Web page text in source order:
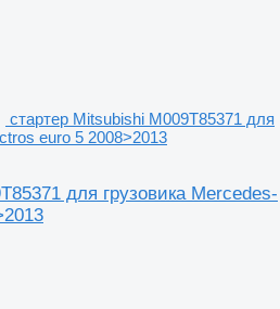
стартер Mitsubishi M009T85371 для
euro 5 2008>2013
для грузовика Mercedes-